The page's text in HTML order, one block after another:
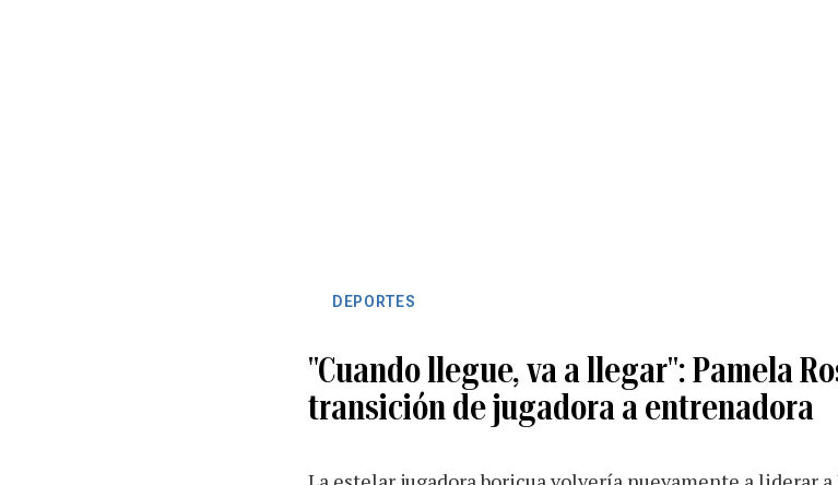
DEPORTES
"Cuando llegue, va a llegar": Pamela
transición de jugadora a entrenadora